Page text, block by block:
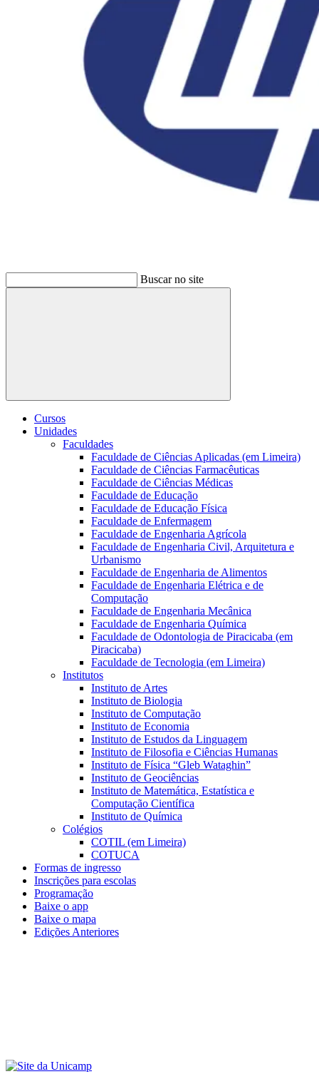
Buscar no site
Buscar
Cursos
Unidades
Faculdades
Faculdade de Ciências Aplicadas (em Limeira)
Faculdade de Ciências Farmacêuticas
Faculdade de Ciências Médicas
Faculdade de Educação
Faculdade de Educação Física
Faculdade de Enfermagem
Faculdade de Engenharia Agrícola
Faculdade de Engenharia Civil, Arquitetura e
Urbanismo
Faculdade de Engenharia de Alimentos
Faculdade de Engenharia Elétrica e de
Computação
Faculdade de Engenharia Mecânica
Faculdade de Engenharia Química
Faculdade de Odontologia de Piracicaba (em
Piracicaba)
Faculdade de Tecnologia (em Limeira)
Institutos
Instituto de Artes
Instituto de Biologia
Instituto de Computação
Instituto de Economia
Instituto de Estudos da Linguagem
Instituto de Filosofia e Ciências Humanas
Instituto de Física “Gleb Wataghin”
Instituto de Geociências
Instituto de Matemática, Estatística e
Computação Científica
Instituto de Química
Colégios
COTIL (em Limeira)
COTUCA
Formas de ingresso
Inscrições para escolas
Programação
Baixe o app
Baixe o mapa
Edições Anteriores